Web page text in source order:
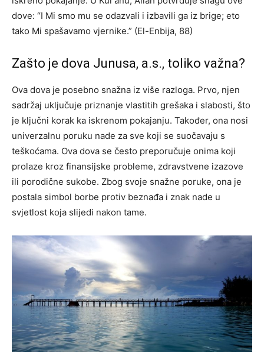
dove: “I Mi smo mu se odazvali i izbavili ga iz brige; eto
tako Mi spašavamo vjernike.” (El-Enbija, 88)
Zašto je dova Junusa, a.s., toliko važna?
Ova dova je posebno snažna iz više razloga. Prvo, njen
sadržaj uključuje priznanje vlastitih grešaka i slabosti, što
je ključni korak ka iskrenom pokajanju. Također, ona nosi
univerzalnu poruku nade za sve koji se suočavaju s
teškoćama. Ova dova se često preporučuje onima koji
prolaze kroz finansijske probleme, zdravstvene izazove
ili porodične sukobe. Zbog svoje snažne poruke, ona je
postala simbol borbe protiv beznađa i znak nade u
svjetlost koja slijedi nakon tame.